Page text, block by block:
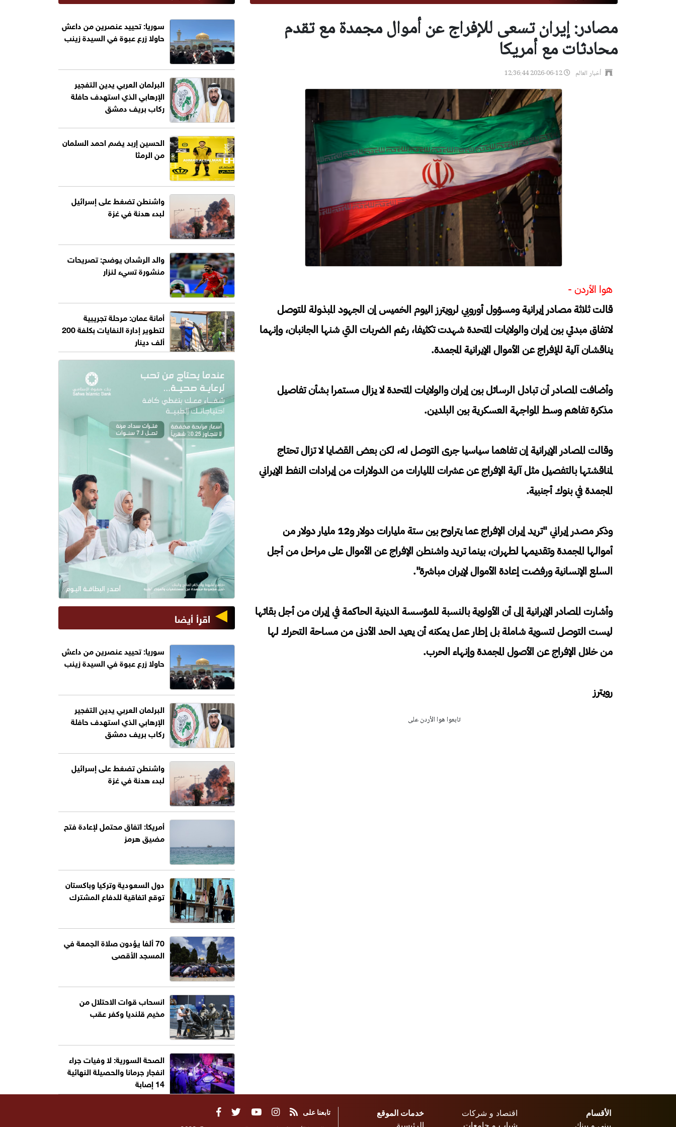
مصادر: إيران تسعى للإفراج عن أموال مجمدة مع تقدم
محادثات مع أمريكا
أخبار العالم 2026-06-12 12:36:44
هوا الأردن -
قالت ثلاثة مصادر إيرانية ومسؤول أوروبي لرويترز اليوم الخميس ​إن الجهود المبذولة للتوصل
لاتفاق مبدئي ‌بين إيران والولايات المتحدة شهدت تكثيفا، رغم الضربات التي شنها الجانبان، وإنهما
يناقشان آلية للإفراج عن ​الأموال الإيرانية المجمدة.
وأضافت المصادر أن تبادل ​الرسائل بين إيران والولايات المتحدة لا يزال ⁠مستمرا بشأن تفاصيل
مذكرة تفاهم وسط ​المواجهة العسكرية بين البلدين.
وقالت المصادر الإيرانية إن ​تفاهما سياسيا جرى التوصل له، لكن بعض القضايا لا تزال تحتاج
لمناقشتها بالتفصيل مثل آلية الإفراج عن ​عشرات المليارات من الدولارات من إيرادات ​النفط الإيراني
المجمدة في بنوك أجنبية.
وذكر مصدر إيراني "تريد ‌إيران ⁠الإفراج عما يتراوح بين ستة مليارات دولار و12 مليار دولار من
أموالها المجمدة وتقديمها لطهران، بينما تريد واشنطن الإفراج عن الأموال ​على مراحل ​من ⁠أجل
السلع الإنسانية ورفضت إعادة الأموال لإيران مباشرة".
وأشارت المصادر الإيرانية إلى ​أن الأولوية بالنسبة للمؤسسة الدينية ​الحاكمة ⁠في إيران من أجل بقائها
ليست التوصل لتسوية شاملة بل إطار عمل يمكنه أن ⁠يعيد ​الحد الأدنى من مساحة التحرك ​لها
من خلال الإفراج عن الأصول المجمدة وإنهاء الحرب.
رويترز
تابعوا هوا الأردن على
سوريا: تحييد عنصرين من داعش
حاولا زرع عبوة في السيدة زينب
البرلمان العربي يدين التفجير
الإرهابي الذي استهدف حافلة
ركاب بريف دمشق
الحسين إربد يضم احمد السلمان
من الرمثا
واشنطن تضغط على إسرائيل
لبدء هدنة في غزة
والد الرشدان يوضح: تصريحات
منشورة تسيء لنزار
أمانة عمان: مرحلة تجريبية
لتطوير إدارة النفايات بكلفة 200
ألف دينار
اقرأ أيضا
سوريا: تحييد عنصرين من داعش
حاولا زرع عبوة في السيدة زينب
البرلمان العربي يدين التفجير
الإرهابي الذي استهدف حافلة
ركاب بريف دمشق
واشنطن تضغط على إسرائيل
لبدء هدنة في غزة
أمريكا: اتفاق محتمل لإعادة فتح
مضيق هرمز
دول السعودية وتركيا وباكستان
توقع اتفاقية للدفاع المشترك
70 ألفا يؤدون صلاة الجمعة في
المسجد الأقصى
انسحاب قوات الاحتلال من
مخيم قلنديا وكفر عقب
الصحة السورية: لا وفيات جراء
انفجار جرمانا والحصيلة النهائية
14 إصابة
الأقسام
بيني و بينك
اقتصاد و شركات
شباب و جامعات
خدمات الموقع
الرئيسية
تابعنا على